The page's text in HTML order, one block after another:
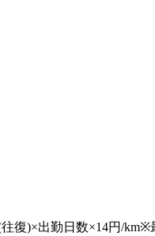
復)×出勤日数×14円/km※